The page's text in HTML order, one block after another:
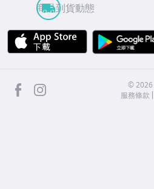
商品到貨動態
APP Store
facebook ©2026
服務條款